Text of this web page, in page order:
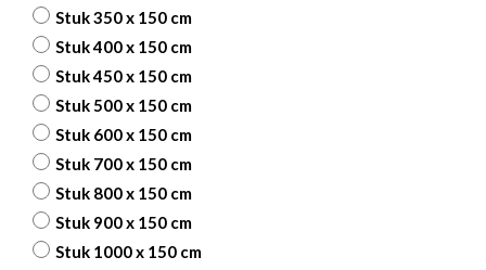
Stuk 350 x 150 cm
Stuk 400 x 150 cm
Stuk 450 x 150 cm
Stuk 500 x 150 cm
Stuk 600 x 150 cm
Stuk 700 x 150 cm
Stuk 800 x 150 cm
Stuk 900 x 150 cm
Stuk 1000 x 150 cm